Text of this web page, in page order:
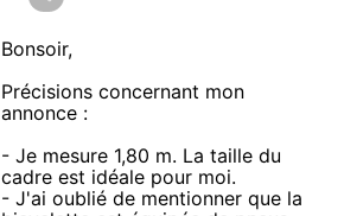
Bonsoir,
Précisions concernant mon
annonce :
- Je mesure 1,80 m. La taille du
cadre est idéale pour moi.
- J'ai oublié de mentionner que la